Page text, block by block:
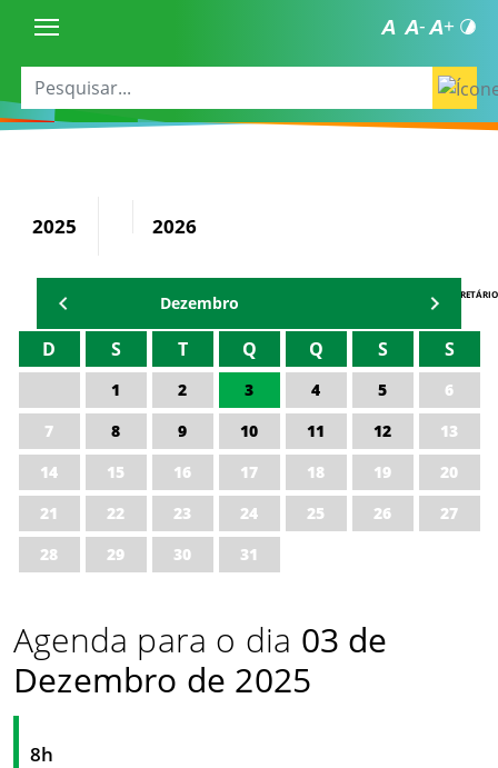
2025 2026
AGENDA DO SECRETÁRIO
Dezembro
D S T Q Q S S
1 2 3 4 5
6
7
8 9 10 11 12
13
14
15 16 17 18 19
20
21
22 23 24 25 26
27
28
29 30 31
Agenda para o dia 03 de
Dezembro de 2025
8h